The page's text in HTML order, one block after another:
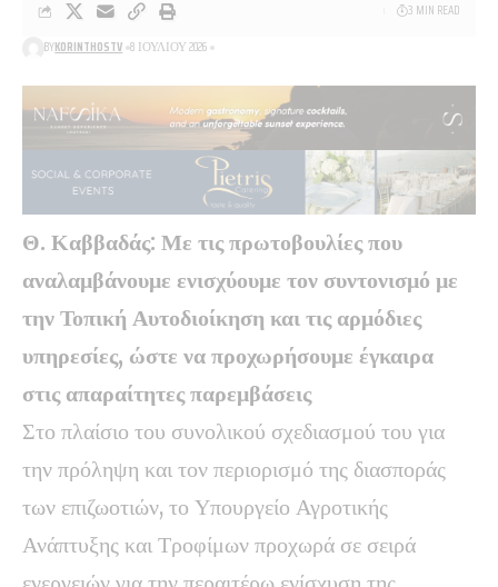
BYKORINTHOSTV 8 ΙΟΥΛΊΟΥ 2026
3 MIN READ
Θ. Καββαδάς: Με τις πρωτοβουλίες που
αναλαμβάνουμε ενισχύουμε τον συντονισμό με
την Τοπική Αυτοδιοίκηση και τις αρμόδιες
υπηρεσίες, ώστε να προχωρήσουμε έγκαιρα
στις απαραίτητες παρεμβάσεις
Στο πλαίσιο του συνολικού σχεδιασμού του για
την πρόληψη και τον περιορισμό της διασποράς
των επιζωοτιών, το Υπουργείο Αγροτικής
Ανάπτυξης και Τροφίμων προχωρά σε σειρά